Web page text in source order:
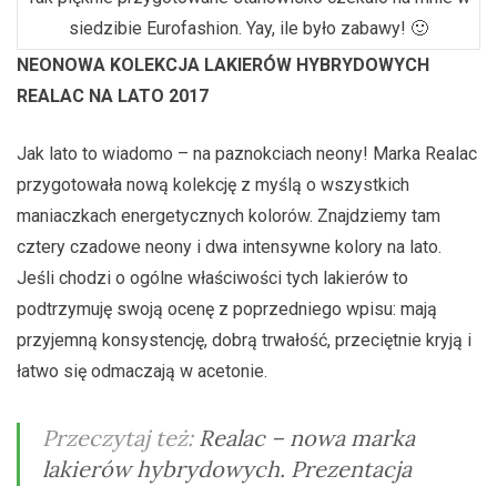
siedzibie Eurofashion. Yay, ile było zabawy! 🙂
NEONOWA KOLEKCJA LAKIERÓW HYBRYDOWYCH
REALAC NA LATO 2017
Jak lato to wiadomo – na paznokciach neony! Marka Realac
przygotowała nową kolekcję z myślą o wszystkich
maniaczkach energetycznych kolorów. Znajdziemy tam
cztery czadowe neony i dwa intensywne kolory na lato.
Jeśli chodzi o ogólne właściwości tych lakierów to
podtrzymuję swoją ocenę z poprzedniego wpisu: mają
przyjemną konsystencję, dobrą trwałość, przeciętnie kryją i
łatwo się odmaczają w acetonie.
Przeczytaj też: Realac – nowa marka
lakierów hybrydowych. Prezentacja